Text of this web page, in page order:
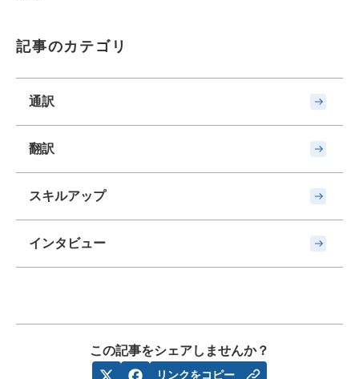
記事のカテゴリ
通訳
翻訳
スキルアップ
インタビュー
この記事をシェアしませんか？
リンクをコピー